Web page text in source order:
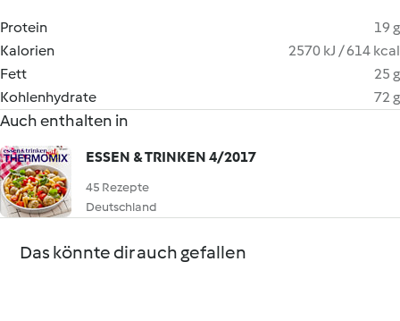
Protein
19 g
Kalorien
2570 kJ / 614 kcal
Fett
25 g
Kohlenhydrate
72 g
Auch enthalten in
ESSEN & TRINKEN 4/2017
45 Rezepte
Deutschland
Das könnte dir auch gefallen